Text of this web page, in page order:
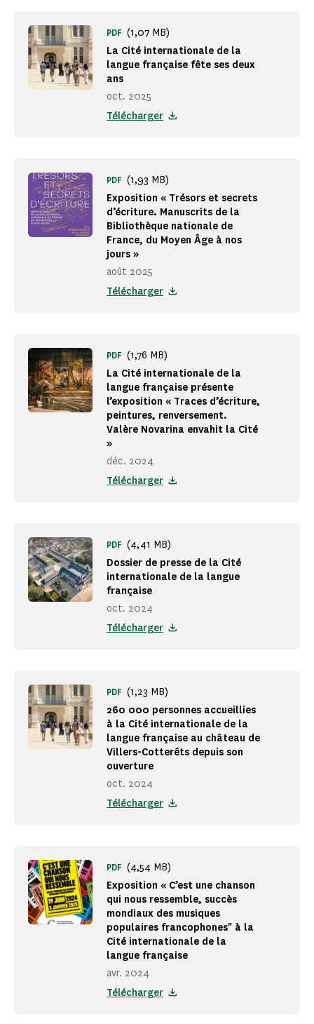
La Cité internationale de la
langue française fête ses deux
ans
oct. 2025
PDF (1,07 MB)
Télécharger
Exposition « Trésors et secrets
d’écriture. Manuscrits de la
Bibliothèque nationale de
France, du Moyen Âge à nos
jours »
août 2025
PDF (1,93 MB)
Télécharger
La Cité internationale de la
langue française présente
l’exposition « Traces d’écriture,
peintures, renversement.
Valère Novarina envahit la Cité
»
déc. 2024
PDF (1,76 MB)
Télécharger
Dossier de presse de la Cité
internationale de la langue
française
oct. 2024
PDF (4,41 MB)
Télécharger
260 000 personnes accueillies
à la Cité internationale de la
langue française au château de
Villers-Cotterêts depuis son
ouverture
oct. 2024
PDF (1,23 MB)
Télécharger
Exposition « C’est une chanson
qui nous ressemble, succès
mondiaux des musiques
populaires francophones" à la
Cité internationale de la
langue française
avr. 2024
PDF (4,54 MB)
Télécharger